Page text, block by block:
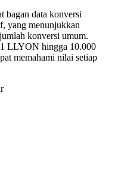
bagan data konversi
yang menunjukkan
konversi umum.
LLYON hingga 10.000
memahami nilai setiap